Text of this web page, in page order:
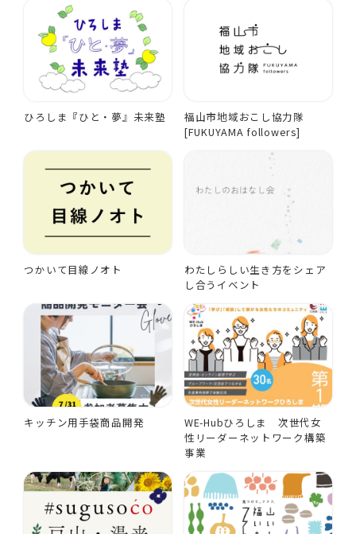
ひろしま『ひと・夢』未来塾
福山市地域おこし協力隊
[FUKUYAMA followers]
つかいて目線ノオト
わたしらしい生き方をシェア
し合うイベント
キッチン用手袋商品開発
WE-Hubひろしま 次世代女
性リーダーネットワーク構築
事業